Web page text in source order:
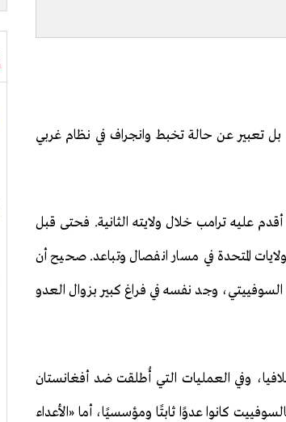
بل تعبير عن حالة تخبط وانجراف في نظام غربي
عليه ترامب خلال ولايته الثانية. فحتى قبل
المتحدة في مسار انفصال وتباعد. صحيح أن
وجد نفسه في فراغ كبير بزوال العدو
وفي العمليات التي أُطلقت ضد أفغانستان
قبل؛ فالسوفييت كانوا عدوًا ثابتًا ومؤسسيًا، أما «الأعداء